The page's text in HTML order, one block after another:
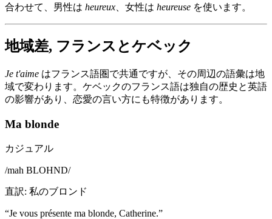
合わせて、男性は heureux 、女性は heureuse を使います。
地域差, フランスとケベック
Je t'aime はフランス語圏で共通ですが、その周辺の語彙は地
域で変わります。ケベックのフランス語は独自の歴史と英語
の影響があり、恋愛の言い方にも特徴があります。
Ma blonde
カジュアル
/mah BLOHND/
直訳: 私のブロンド
“Je vous présente ma blonde, Catherine.”